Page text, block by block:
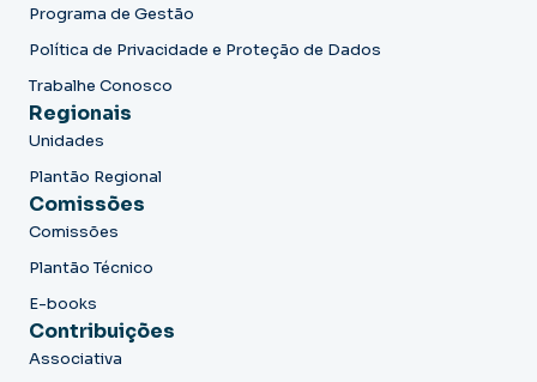
Programa de Gestão
Política de Privacidade e Proteção de Dados
Trabalhe Conosco
Regionais
Unidades
Plantão Regional
Comissões
Comissões
Plantão Técnico
E-books
Contribuições
Associativa